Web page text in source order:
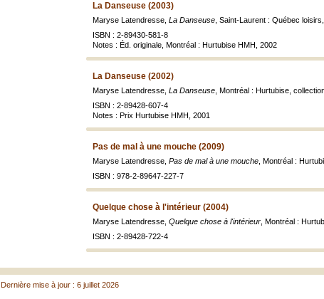
La Danseuse (2003)
Maryse Latendresse, La Danseuse , Saint-Laurent : Québec
ISBN : 2-89430-581-8
Notes : Éd. originale, Montréal : Hurtubise HMH, 2002
La Danseuse (2002)
Maryse Latendresse, La Danseuse , Montréal : Hurtubise,
ISBN : 2-89428-607-4
Notes : Prix Hurtubise HMH, 2001
Pas de mal à une mouche (2009)
Maryse Latendresse, Pas de mal à une mouche , Montréal :
ISBN : 978-2-89647-227-7
Quelque chose à l'intérieur (2004)
Maryse Latendresse, Quelque chose à l'intérieur , Montréal :
ISBN : 2-89428-722-4
Dernière mise à jour : 6 juillet 2026